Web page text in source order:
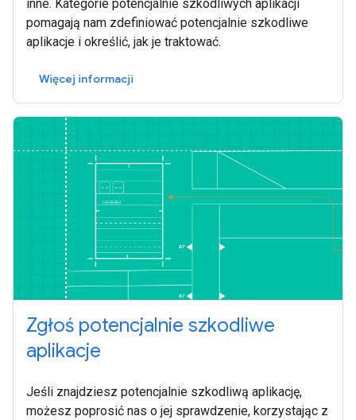
inne. Kategorie potencjalnie szkodliwych aplikacji
pomagają nam zdefiniować potencjalnie szkodliwe
aplikacje i określić, jak je traktować.
Więcej informacji
Zgłoś potencjalnie szkodliwe
aplikacje
Jeśli znajdziesz potencjalnie szkodliwą aplikację,
możesz poprosić nas o jej sprawdzenie, korzystając z